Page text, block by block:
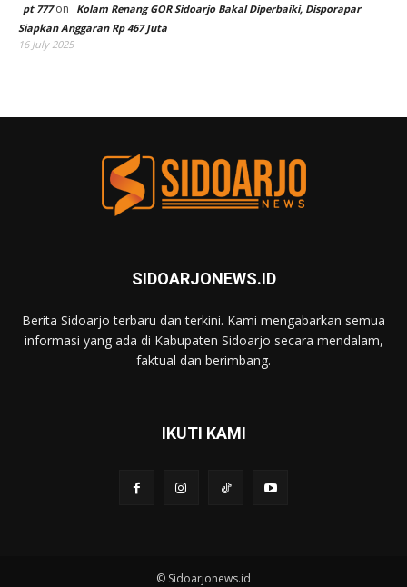
pt 777on
Kolam Renang GOR Sidoarjo Bakal Diperbaiki, Disporapar
Siapkan Anggaran Rp 467 Juta
16 July 2025
SIDOARJONEWS.ID
Berita Sidoarjo terbaru dan terkini. Kami mengabarkan semua
informasi yang ada di Kabupaten Sidoarjo secara mendalam,
faktual dan berimbang.
IKUTI KAMI
© Sidoarjonews.id